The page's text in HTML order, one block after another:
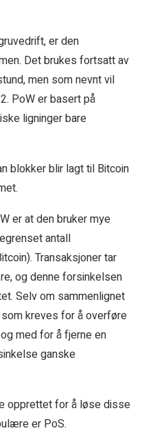
er den
Det brukes fortsatt av
men som nevnt vil
PoW er basert på
ligninger bare
blokker blir lagt til Bitcoin
er at den bruker mye
antall
Transaksjoner tar
og denne forsinkelsen
Selv om sammenlignet
kreves for å overføre
med for å fjerne en
ganske
opprettet for å løse disse
er PoS.